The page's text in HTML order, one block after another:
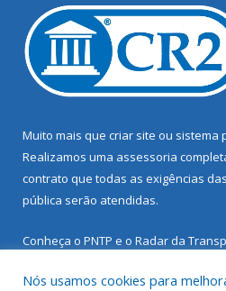
Muito mais que criar site ou sistema
Realizamos uma assessoria
contrato que todas as exigências das
pública serão atendidas.
Conheça o PNTP e o Radar da
Nós usamos cookies para